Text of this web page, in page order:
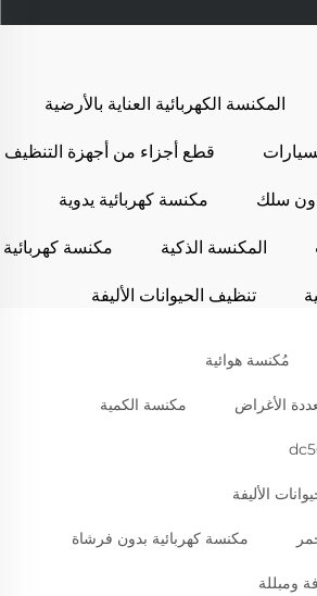
المكنسة الكهربائية العناية بالأرضية
قطع أجزاء من أجهزة التنظيف
سلك
مكنسة كهربائية يدوية
المكنسة الذكية
مكنسة كهربائية
تنظيف الحيوانات الأليفة
مُكنسة هوائية
الأغراض مكنسة الكمية
الأليفة
مكنسة كهربائية بدون فرشاة
ومبللة